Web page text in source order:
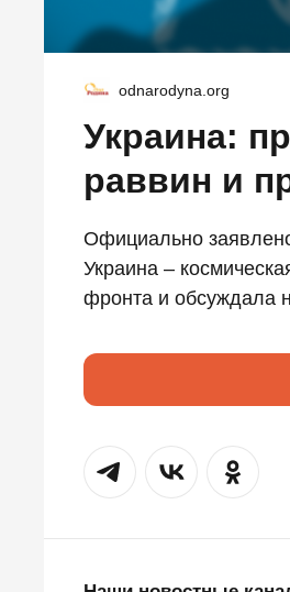
odnarodyna.org
Украина:
раввин и
Официально
Украина –
фронта и обсуждала